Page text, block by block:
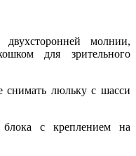
молнии,
для зрительного
люльку с шасси
с креплением на